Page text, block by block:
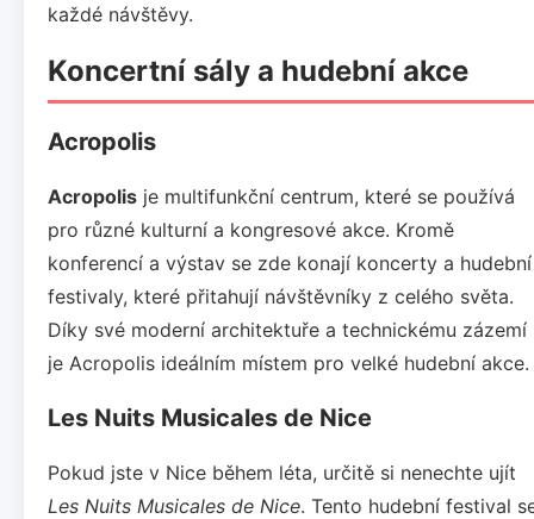
každé návštěvy.
Koncertní sály a hudební akce
Acropolis
Acropolis je multifunkční centrum, které se používá
pro různé kulturní a kongresové akce. Kromě
konferencí a výstav se zde konají koncerty a hudební
festivaly, které přitahují návštěvníky z celého světa.
Díky své moderní architektuře a technickému zázemí
je Acropolis ideálním místem pro velké hudební akce.
Les Nuits Musicales de Nice
Pokud jste v Nice během léta, určitě si nenechte ujít
Les Nuits Musicales de Nice. Tento hudební festival